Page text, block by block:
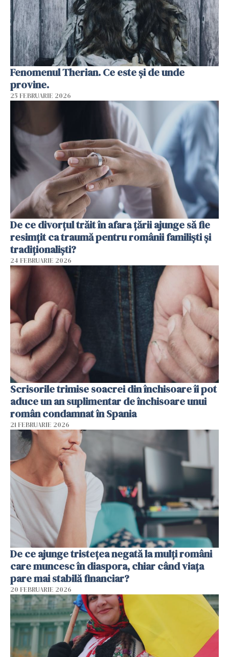
Fenomenul Therian. Ce este și de unde
provine.
25 FEBRUARIE 2026
De ce divorțul trăit în afara țării ajunge să fie
resimțit ca traumă pentru românii familiști și
tradiționaliști?
24 FEBRUARIE 2026
Scrisorile trimise soacrei din închisoare îi pot
aduce un an suplimentar de închisoare unui
român condamnat în Spania
21 FEBRUARIE 2026
De ce ajunge tristețea negată la mulți români
care muncesc în diaspora, chiar când viața
pare mai stabilă financiar?
20 FEBRUARIE 2026